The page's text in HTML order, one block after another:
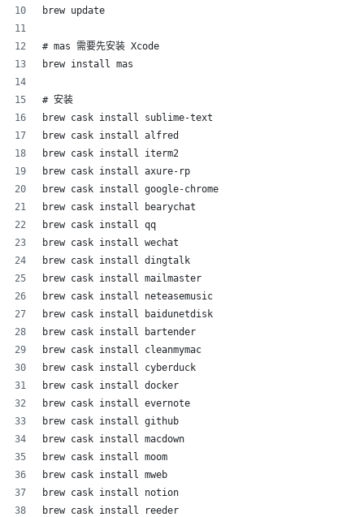
brew update
# mas 需要先安装 Xcode
brew install mas
# 安装
brew cask install sublime-text
brew cask install alfred
brew cask install iterm2
brew cask install axure-rp
brew cask install google-chrome
brew cask install bearychat
brew cask install qq
brew cask install wechat
brew cask install dingtalk
brew cask install mailmaster
brew cask install neteasemusic
brew cask install baidunetdisk
brew cask install bartender
brew cask install cleanmymac
brew cask install cyberduck
brew cask install docker
brew cask install evernote
brew cask install github
brew cask install macdown
brew cask install moom
brew cask install mweb
brew cask install notion
brew cask install reeder